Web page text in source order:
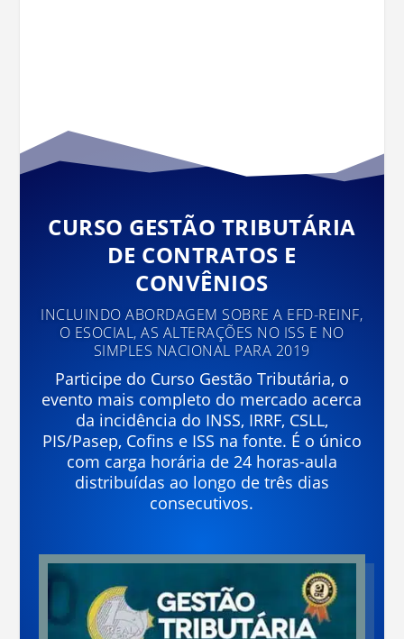
CURSO GESTÃO TRIBUTÁRIA
DE CONTRATOS E
CONVÊNIOS
INCLUINDO ABORDAGEM SOBRE A EFD-REINF,
O ESOCIAL, AS ALTERAÇÕES NO ISS E NO
SIMPLES NACIONAL PARA 2019
Participe do Curso Gestão Tributária, o
evento mais completo do mercado acerca
da incidência do INSS, IRRF, CSLL,
PIS/Pasep, Cofins e ISS na fonte. É o único
com carga horária de 24 horas-aula
distribuídas ao longo de três dias
consecutivos.